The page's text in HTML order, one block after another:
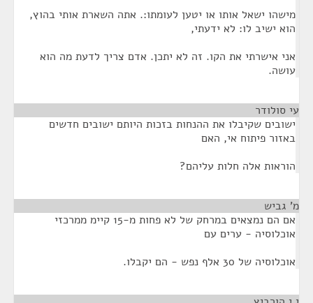
מישהו ישאל אותו או יטען לעומתו:. אתה השארת אותי בהוץ,
הוא ישיב לו: לא ידעתי,
אני אישרתי את הקו. זה לא יתכן. אדם צריך לדעת מה הוא
עושה.
עי סולודר
ישובים שקיבלו את ההנחות בזכות היותם ישובים חדשים
באזור פיתוח אי, האם
הוראות אלה חלות עליהם?
מ' גביש
אם הם נמצאים במרחק של לא פחות מ-15 קיימ ממרכזי
אוכלוסיה - ערים עם
אוכלוסיה של 30 אלף נפש - הם יקבלו.